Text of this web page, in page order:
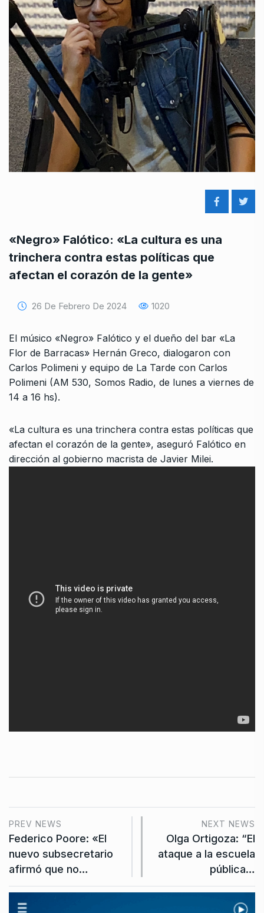
«Negro» Falótico: «La cultura es una
trinchera contra estas políticas que
afectan el corazón de la gente»
26 De Febrero De 2024 1020
El músico «Negro» Falótico y el dueño del bar «La
Flor de Barracas» Hernán Greco, dialogaron con
Carlos Polimeni y equipo de La Tarde con Carlos
Polimeni (AM 530, Somos Radio, de lunes a viernes de
14 a 16 hs).
«La cultura es una trinchera contra estas políticas que
afectan el corazón de la gente», aseguró Falótico en
dirección al gobierno macrista de Javier Milei.
PREV NEWS
Federico Poore: «El
nuevo subsecretario
afirmó que no…
NEXT NEWS
Olga Ortigoza: “El
ataque a la escuela
pública…